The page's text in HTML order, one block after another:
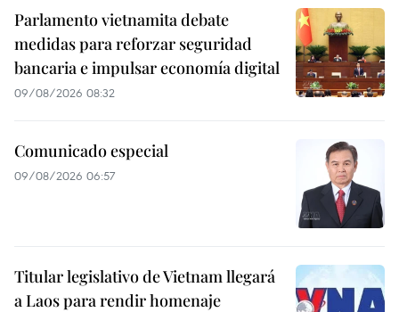
Parlamento vietnamita debate
medidas para reforzar seguridad
bancaria e impulsar economía digital
09/08/2026 08:32
Comunicado especial
09/08/2026 06:57
Titular legislativo de Vietnam llegará
a Laos para rendir homenaje